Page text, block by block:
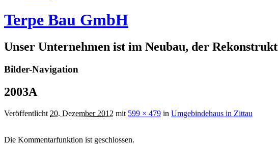
Terpe Bau GmbH
Unser Unternehmen ist im Neubau, der
Bilder-Navigation
2003A
Veröffentlicht 20. Dezember 2012 mit 599 × 479 in Umgebindehaus in Zittau
Die Kommentarfunktion ist geschlossen.